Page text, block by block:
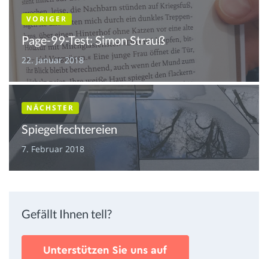
VORIGER
Page-99-Test: Simon Strauß
22. Januar 2018
NÄCHSTER
Spiegelfechtereien
7. Februar 2018
Gefällt Ihnen tell?